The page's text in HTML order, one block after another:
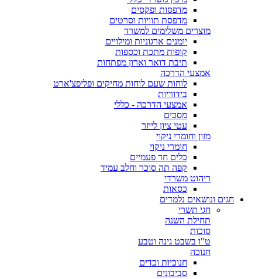
מדפסות ופקסים
מדפסת תוויות וסרטים
מוצרים משלימים למשרד
יומנים ארגוניות ומילויים
קופות מתכת וכספות
תיבת דואר וארון מפתחות
אמצעי הדרכה
לוחות שעם לוחות מחיקים ופליפצ'ארט
בידוריות
אמצעי הדרכה - כללי
מסכים
עטי ציון לייזר
מזון וחומרי ניקוי
חומרי ניקוי
כלים חד פעמיים
קפה תה סוכר וחלב עמיד
ריהוט משרדי
כסאות
חגים ונושאים נלמדים
חגי תשרי
תחילת השנה
סוכות
ט"ו בשבט גינה וטבע
חנוכה
חנוכיות וכדים
סביבונים